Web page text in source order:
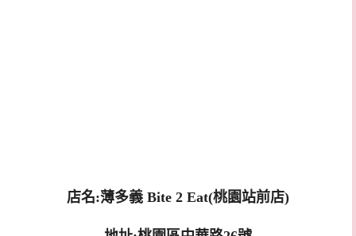
店名:薄多義 Bite 2 Eat(桃園站前店)